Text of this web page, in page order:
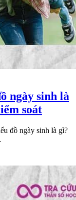
ngày sinh là
soát
đồ ngày sinh là gì?